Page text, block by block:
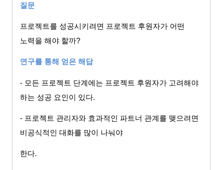
질문
프로젝트를 성공시키려면 프로젝트 후원자가 어떤
노력을 해야 할까?
연구를 통해 얻은 해답
- 모든 프로젝트 단계에는 프로젝트 후원자가 고려해야
하는 성공 요인이 있다.
- 프로젝트 관리자와 효과적인 파트너 관계를 맺으려면
비공식적인 대화를 많이 나눠야
한다.